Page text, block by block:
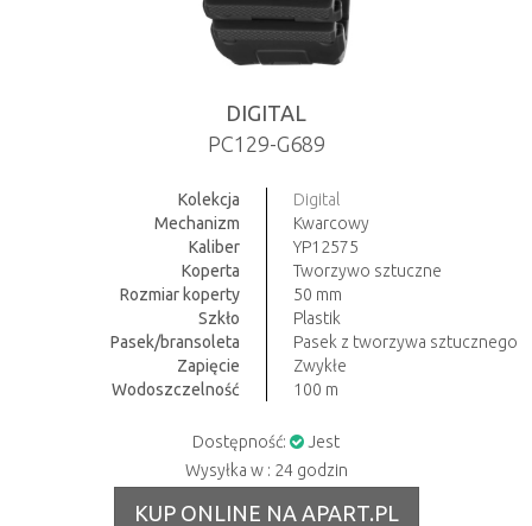
DIGITAL
PC129-G689
Kolekcja
Digital
Mechanizm
Kwarcowy
Kaliber
YP12575
Koperta
Tworzywo sztuczne
Rozmiar koperty
50 mm
Szkło
Plastik
Pasek/bransoleta
Pasek z tworzywa sztucznego
Zapięcie
Zwykłe
Wodoszczelność
100 m
Dostępność:
Jest
Wysyłka w : 24 godzin
KUP ONLINE NA APART.PL